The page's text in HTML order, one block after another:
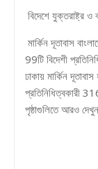
বিদেশে যুক্তরাষ্ট্র ও
মার্কিন দূতাবাস
99টি বিদেশী
ঢাকায় মার্কিন
প্রতিনিধিত্বকারী
পৃষ্ঠাগুলিতে আরও